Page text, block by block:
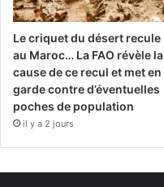
Le criquet du désert recule
au Maroc… La FAO révèle la
cause de ce recul et met en
garde contre d’éventuelles
poches de population
il y a 2 jours